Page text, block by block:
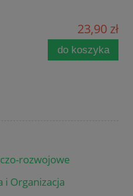
23,90 zł
do koszyka
rozwojowe
i Organizacja